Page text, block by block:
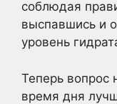
соблюдая
выспавшись и
уровень
Теперь вопрос
время дня